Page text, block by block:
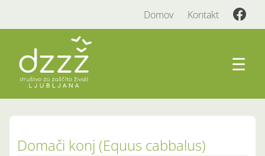
Domov Kontakt
☰
Domači konj (Equus cabbalus)